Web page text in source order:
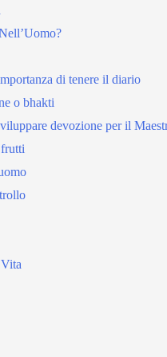
di tenere il diario
o bhakti
devozione per il